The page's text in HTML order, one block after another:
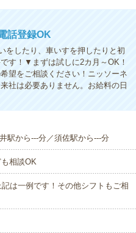
話登録OK
したり、車いすを押したりと初
す！▼まずは試しに2カ月～OK！
望をご相談ください！ニッソーネ
社は必要ありません。お給料の日
駅から---分／須佐駅から---分
相談OK
は一例です！その他シフトもご相